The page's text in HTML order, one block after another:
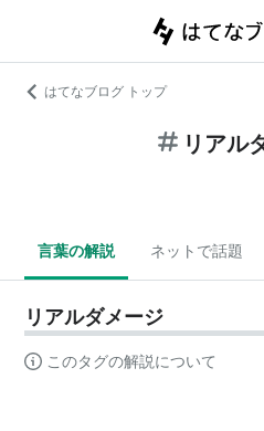
はてなブログ トップ
リアル
言葉の解説 ネットで話題
リアルダメージ
このタグの解説について